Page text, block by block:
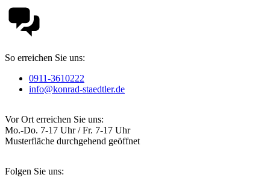
So erreichen Sie uns:
0911-3610222
info@konrad-staedtler.de
Vor Ort erreichen Sie uns:
Mo.-Do. 7-17 Uhr / Fr. 7-17 Uhr
Musterfläche durchgehend geöffnet
Folgen Sie uns: